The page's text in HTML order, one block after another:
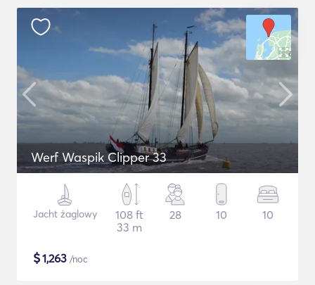
Werf Waspik Clipper 33
Jacht żaglowy
108 ft
33 m
28 10 10
$1,263 /noc